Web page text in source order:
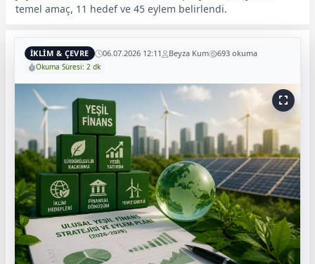
temel amaç, 11 hedef ve 45 eylem belirlendi.
İKLİM & ÇEVRE 06.07.2026 12:11 Beyza Kum 693 okuma
Okuma Süresi: 2 dk